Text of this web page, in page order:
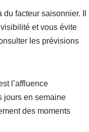
facteur saisonnier. Il
et vous évite
les prévisions
l’affluence
jours en semaine
des moments